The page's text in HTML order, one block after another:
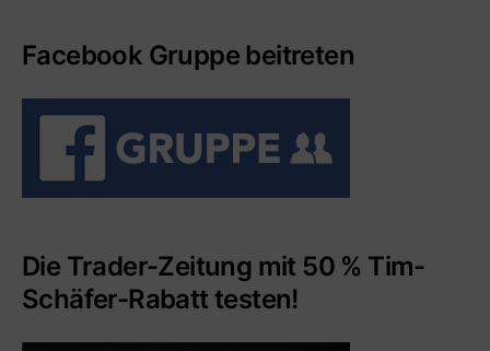
Facebook Gruppe beitreten
Die Trader-Zeitung mit 50 % Tim-
Schäfer-Rabatt testen!